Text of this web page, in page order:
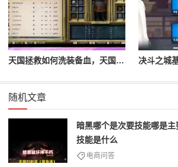
天国拯救如何洗装备血，天国拯救怎么洗衣服
随机文章
暗黑哪个是次要技能哪是
技能是什么
电商问答